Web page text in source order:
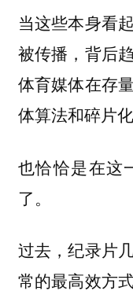
当这些本身看
被传播，背后
体育媒体在存
体算法和碎片
也恰恰是在这
了。
过去，纪录片
常的最高效方